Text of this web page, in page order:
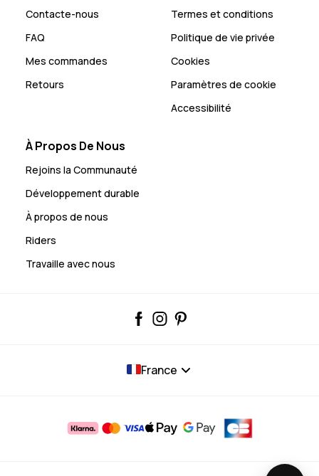
Contacte-nous
FAQ
Mes commandes
Retours
Termes et conditions
Politique de vie privée
Cookies
Paramètres de cookie
Accessibilité
À Propos De Nous
Rejoins la Communauté
Développement durable
À propos de nous
Riders
Travaille avec nous
France